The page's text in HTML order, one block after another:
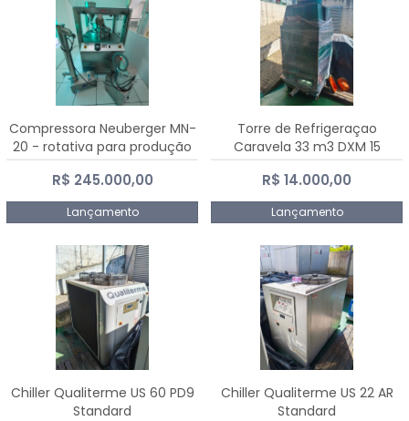
Compressora Neuberger MN-
20 - rotativa para produção
de comprimidos
R$ 245.000,00
Lançamento
Torre de Refrigeraçao
Caravela 33 m3 DXM 15
R$ 14.000,00
Lançamento
Chiller Qualiterme US 60 PD9
Standard
Chiller Qualiterme US 22 AR
Standard